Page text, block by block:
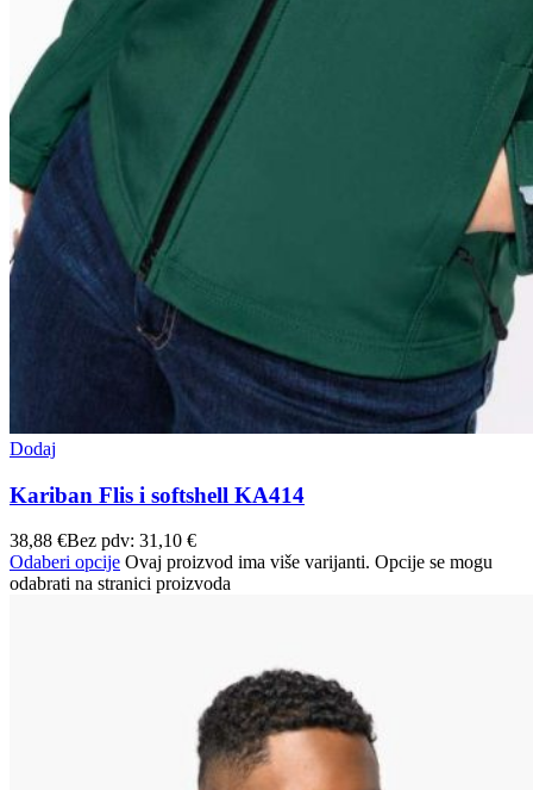
Dodaj
Kariban Flis i softshell KA414
38,88 €Bez pdv: 31,10 €
Odaberi opcije Ovaj proizvod ima više varijanti. Opcije se mogu
odabrati na stranici proizvoda